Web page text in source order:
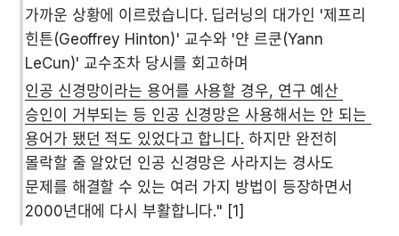
가까운 상황에 이르렀습니다. 딥러닝의 대가인 '제프리
힌튼(Geoffrey Hinton)' 교수와 '얀 르쿤(Yann
LeCun)' 교수조차 당시를 회고하며
인공 신경망이라는 용어를 사용할 경우, 연구 예산
승인이 거부되는 등 인공 신경망은 사용해서는 안 되는
용어가 됐던 적도 있었다고 합니다. 하지만 완전히
몰락할 줄 알았던 인공 신경망은 사라지는 경사도
문제를 해결할 수 있는 여러 가지 방법이 등장하면서
2000년대에 다시 부활합니다." [1]